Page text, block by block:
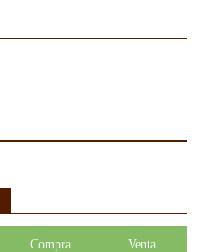
Compra Venta